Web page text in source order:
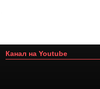
Канал на Youtube